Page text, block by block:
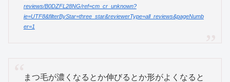
reviews/B0DZFL28NG/ref=cm_cr_unknown?
ie=UTF8&filterByStar=three_star&reviewerType=all_reviews&pageNumb
er=1
まつ毛が濃くなるとか伸びるとか形がよくなると